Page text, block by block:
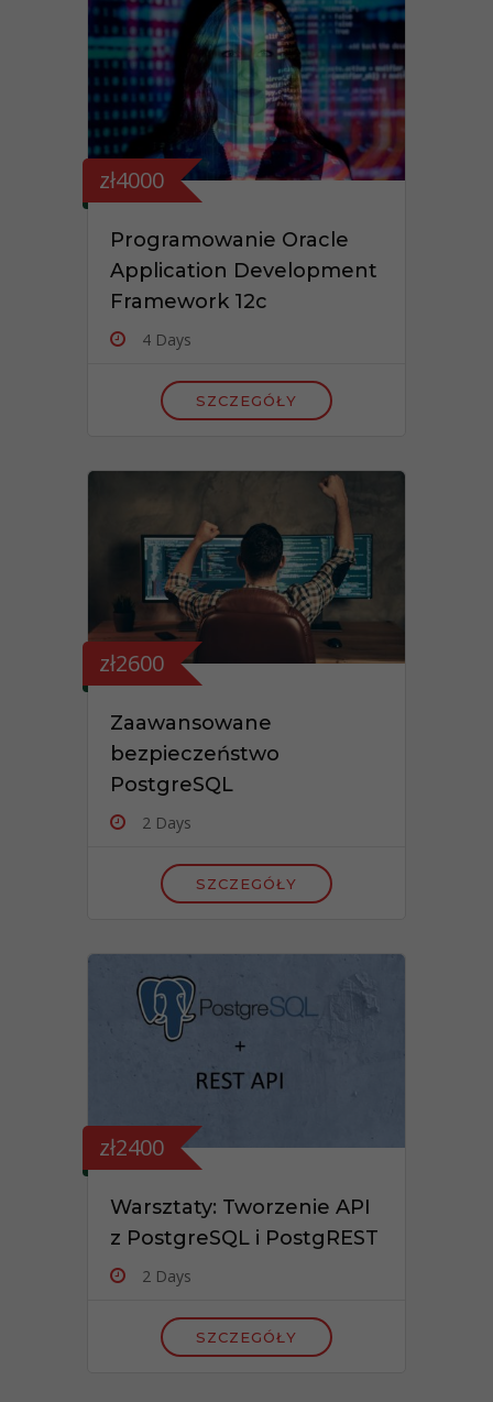
zł4000
Programowanie Oracle
Application Development
Framework 12c
4 Days
SZCZEGÓŁY
zł2600
Zaawansowane
bezpieczeństwo
PostgreSQL
2 Days
SZCZEGÓŁY
zł2400
Warsztaty: Tworzenie API
z PostgreSQL i PostgREST
2 Days
SZCZEGÓŁY